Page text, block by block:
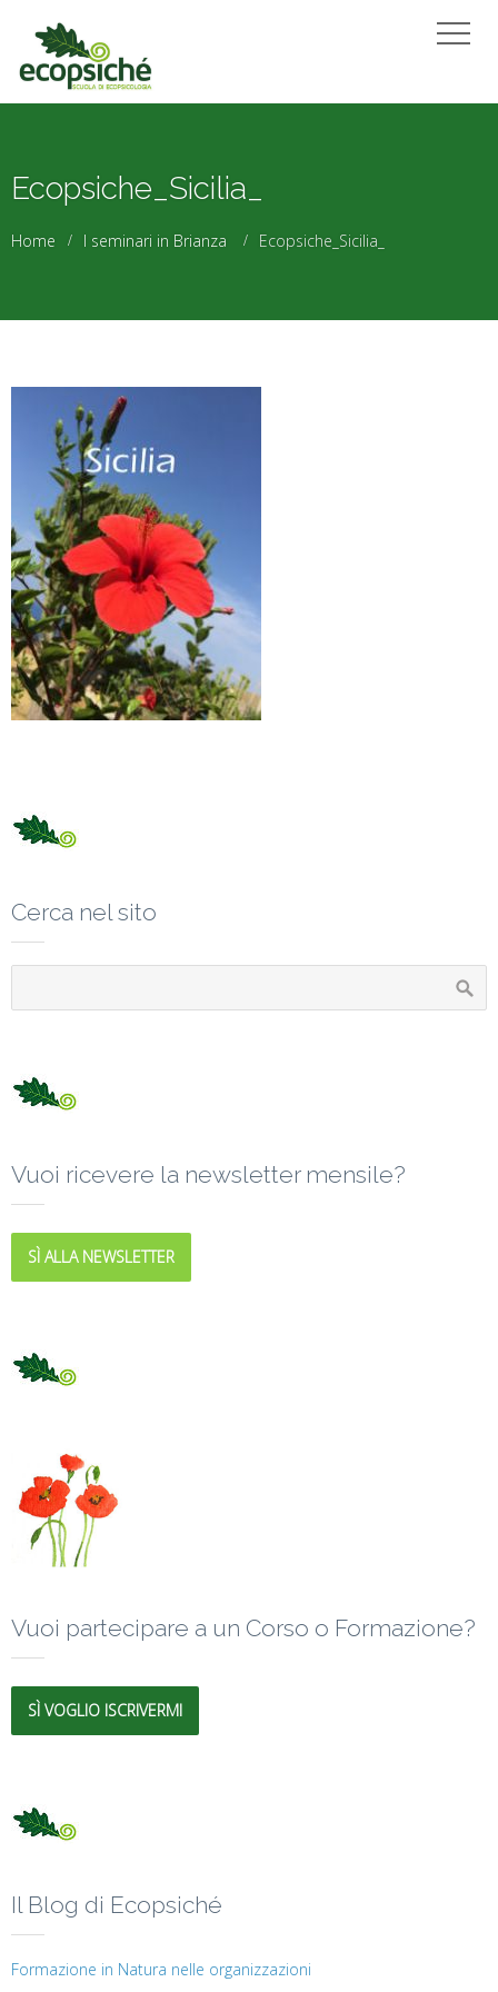
Ecopsiche_Sicilia_
Home I seminari in Brianza Ecopsiche_Sicilia_
Cerca nel sito
Vuoi ricevere la newsletter mensile?
SÌ ALLA NEWSLETTER
Vuoi partecipare a un Corso o Formazione?
SÌ VOGLIO ISCRIVERMI
Il Blog di Ecopsiché
Formazione in Natura nelle organizzazioni